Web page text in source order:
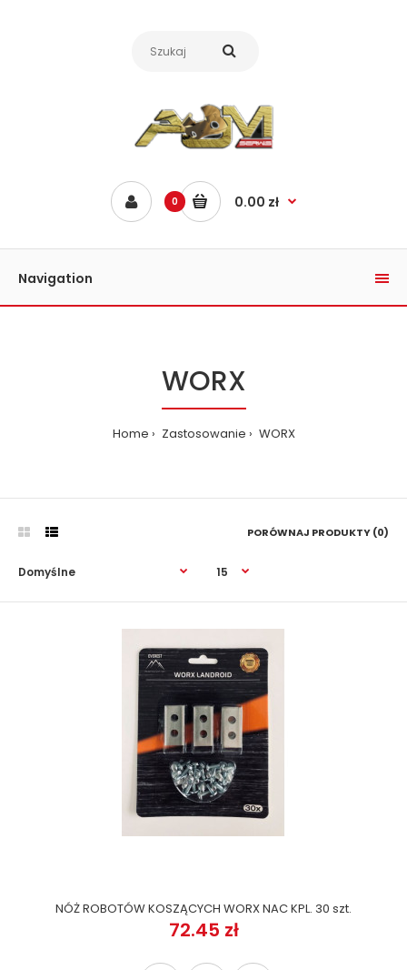
0 0.00 zł
Navigation
WORX
Home Zastosowanie WORX
PORÓWNAJ PRODUKTY (0)
NÓŻ ROBOTÓW KOSZĄCYCH WORX NAC KPL. 30 szt.
72.45 zł